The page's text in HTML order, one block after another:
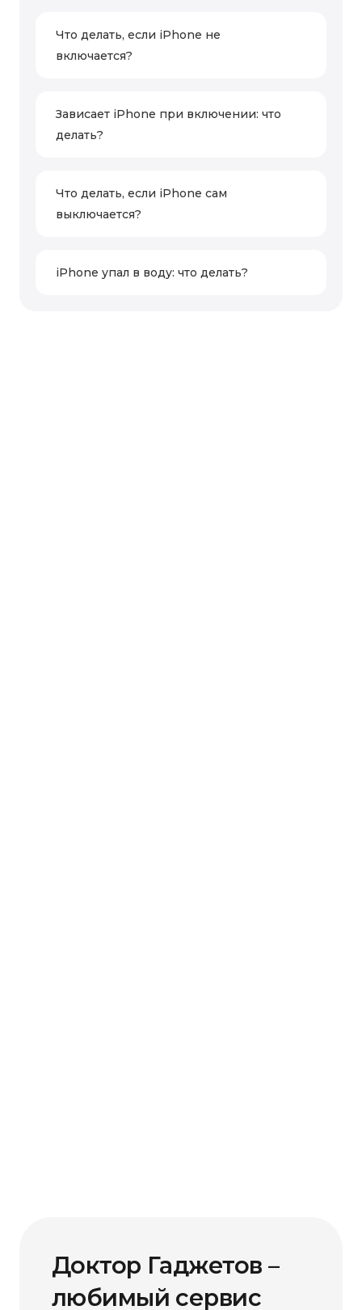
Что делать, если iPhone не
включается?
Зависает iPhone при включении: что
делать?
Что делать, если iPhone сам
выключается?
iPhone упал в воду: что делать?
Доктор Гаджетов –
любимый сервис